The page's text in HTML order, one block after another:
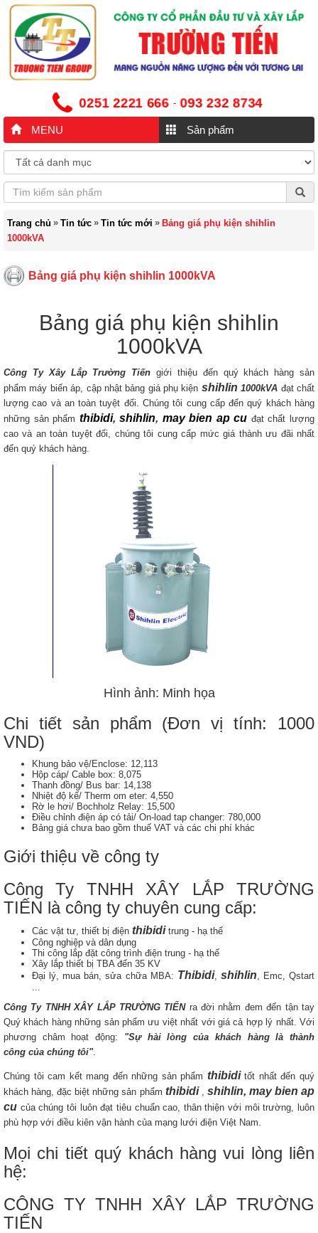
0251 2221 666 - 093 232 8734
MENU Sản phẩm
Trang chủ » Tin tức » Tin tức mới » Bảng giá phụ kiện shihlin
1000kVA
Bảng giá phụ kiện shihlin 1000kVA
Bảng giá phụ kiện shihlin
1000kVA
Công Ty Xây Lắp Trường Tiến giới thiệu đến quý khách hàng sản
phẩm máy biến áp, cập nhật bảng giá phụ kiện shihlin1000kVA đạt chất
lượng cao và an toàn tuyệt đối. Chúng tôi cung cấp đến quý khách hàng
những sản phẩm thibidi,shihlin, may bien ap cu đạt chất lượng
cao và an toàn tuyệt đối, chúng tôi cung cấp mức giá thành ưu đãi nhất
đến quý khách hàng.
Hình ảnh: Minh họa
Chi tiết sản phẩm (Đơn vị tính: 1000
VND)
Khung bảo vệ/Enclose: 12,113
Hộp cáp/ Cable box: 8,075
Thanh đồng/ Bus bar: 14,138
Nhiệt độ kế/ Therm om eter: 4,550
Rờ le hơi/ Bochholz Relay: 15,500
Điều chỉnh điện áp có tải/ On-load tap changer: 780,000
Bảng giá chưa bao gồm thuế VAT và các chi phí khác
Giới thiệu về công ty
Công Ty TNHH XÂY LẮP TRƯỜNG
TIẾN là công ty chuyên cung cấp:
Các vật tư, thiết bị điện thibiditrung - hạ thế
Công nghiệp và dân dụng
Thi công lắp đặt công trình điện trung - hạ thế
Xây lắp thiết bị TBA đến 35 KV
Đại lý, mua bán, sửa chữa MBA: Thibidi, shihlin , Emc, Qstart
Công Ty TNHH XÂY LẮP TRƯỜNG TIẾNra đời nhằm đem đến tận tay
Quý khách hàng những sản phẩm ưu việt nhất với giá cả hợp lý nhất. Với
phương châm hoạt động: "Sự hài lòng của khách hàng là thành
công của chúng tôi".
Chúng tôi cam kết mang đến những sản phẩm thibiditốt nhất đến quý
khách hàng, đặc biệt những sản phẩm thibidi, shihlin, may bien ap
cu của chúng tôi luôn đạt tiêu chuẩn cao, thân thiện với môi trường, luôn
phù hợp với điều kiên vận hành của mạng lưới điện Việt Nam.
Mọi chi tiết quý khách hàng vui lòng liên
hệ:
CÔNG TY TNHH XÂY LẮP TRƯỜNG
TIẾN